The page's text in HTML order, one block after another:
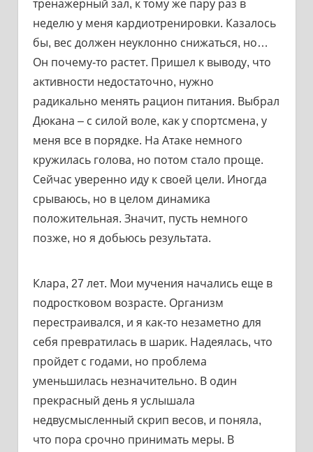
тренажерный зал, к тому же пару раз в
неделю у меня кардиотренировки. Казалось
бы, вес должен неуклонно снижаться, но…
Он почему-то растет. Пришел к выводу, что
активности недостаточно, нужно
радикально менять рацион питания. Выбрал
Дюкана – с силой воле, как у спортсмена, у
меня все в порядке. На Атаке немного
кружилась голова, но потом стало проще.
Сейчас уверенно иду к своей цели. Иногда
срываюсь, но в целом динамика
положительная. Значит, пусть немного
позже, но я добьюсь результата.
Клара, 27 лет. Мои мучения начались еще в
подростковом возрасте. Организм
перестраивался, и я как-то незаметно для
себя превратилась в шарик. Надеялась, что
пройдет с годами, но проблема
уменьшилась незначительно. В один
прекрасный день я услышала
недвусмысленный скрип весов, и поняла,
что пора срочно принимать меры. В